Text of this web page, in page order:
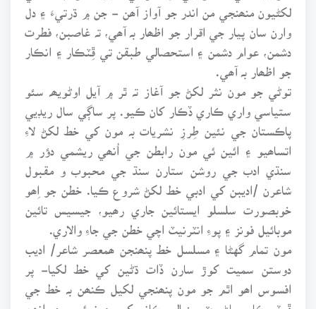
لکڻيون منھنجي من اندر جو آواز آھن - جن ۾ ڌرتيءَ ۽ دل
وارن سان پيار جي اقرار جو اظھار بہ آھي، تہ غاصبن، فطرت
دشمن، عوام دشمن ۽ استحصالي طبقن تي ڦِٽڪار ۽ انڪار
جو اظھار بہ آھي.
توڻي جو مون نثر لکڻ جو آغاز تہ ٿر ۾ آيل اوڻويھہ سئو
ستياسي واري ڪاري ڏڪار کان ڪيو. پر ساڳي سال ريڊيي
پاڪستان جي نئين طِرزِ نشريات بہ مون کي خط لکڻ لاءِ
اتساھيو ۽ ائين ئي مون رابطن جي اُنھي ريشمي دؤر ۾
سنڌي ادب جي روشن ستارن سنڌ جي محبوب و مقبول
شاعرن /اديبن کي ادبي خط لکڻ شروع ڪيا. خطن جو اِھو
خوبصورت سلسلو ايستائين جاري رھيو، جيسيس تائين
موبائيل فونز ۽ پوءِ انٽرنيٽ اچي خطن جي جاءِ والاري.
مون تمام گهڻا ۽ مسلسل خط پنھنجن ھمعصر شاعر/ اديب
دوستن سميت کوڙ سارن ڏات ڌڻين کي خط لکيا- پر
افسوس اھو اٿم جو مون پنھنجي لکيل ڪنھن بہ خط جي
ڦوٽو ڪاپي پاڻ وٽ سنڀالي ڪانہ رکي. ۽ نہ ئي وري اِنھن